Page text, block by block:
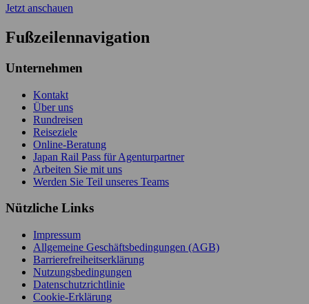
Jetzt anschauen
Fußzeilennavigation
Unternehmen
Kontakt
Über uns
Rundreisen
Reiseziele
Online-Beratung
Japan Rail Pass für Agenturpartner
Arbeiten Sie mit uns
Werden Sie Teil unseres Teams
Nützliche Links
Impressum
Allgemeine Geschäftsbedingungen (AGB)
Barrierefreiheitserklärung
Nutzungsbedingungen
Datenschutzrichtlinie
Cookie-Erklärung